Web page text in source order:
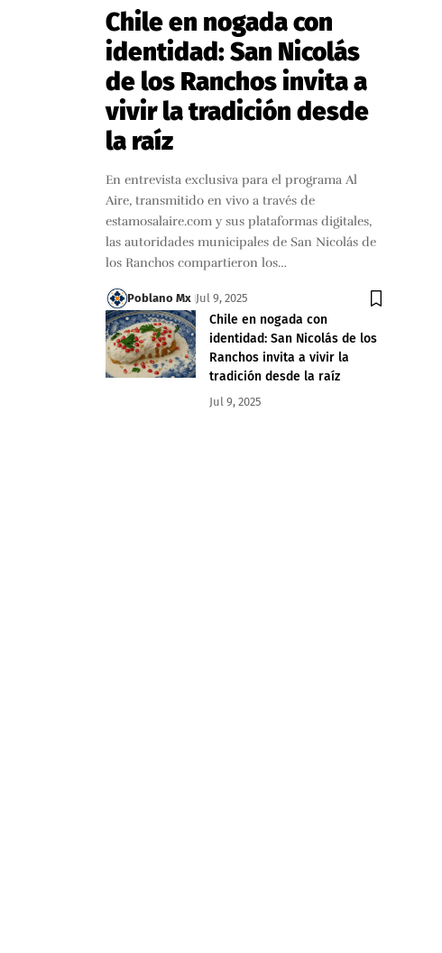
Chile en nogada con
identidad: San Nicolás
de los Ranchos invita a
vivir la tradición desde
la raíz
En entrevista exclusiva para el programa Al
Aire, transmitido en vivo a través de
estamosalaire.com y sus plataformas digitales,
las autoridades municipales de San Nicolás de
los Ranchos compartieron los…
Poblano Mx Jul 9, 2025
Chile en nogada con
identidad: San Nicolás de los
Ranchos invita a vivir la
tradición desde la raíz
Jul 9, 2025